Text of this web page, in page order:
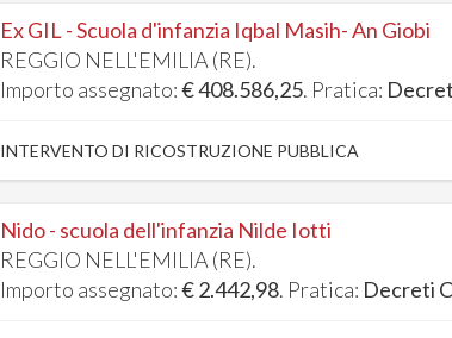
Ex GIL - Scuola d'infanzia Iqbal Masih- An Giobi
REGGIO NELL'EMILIA (RE).
Importo assegnato:€ 408.586,25. Pratica:
INTERVENTO DI RICOSTRUZIONE PUBBLICA
Nido - scuola dell'infanzia Nilde Iotti
REGGIO NELL'EMILIA (RE).
Importo assegnato:€ 2.442,98. Pratica: Decreti